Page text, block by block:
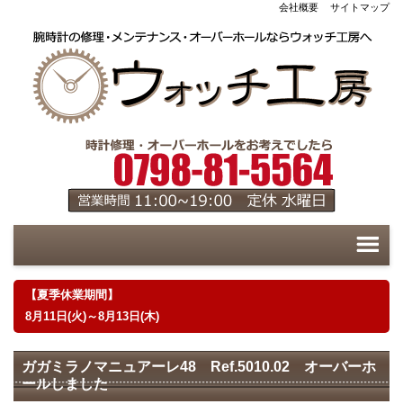
会社概要 サイトマップ
【夏季休業期間】
8月11日(火)～8月13日(木)
ガガミラノマニュアーレ48 Ref.5010.02 オーバーホ
ールしました